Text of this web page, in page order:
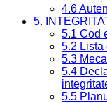
4.6
5.
5.1 Cod
5.2 Lista
5.3
5.4
5.5